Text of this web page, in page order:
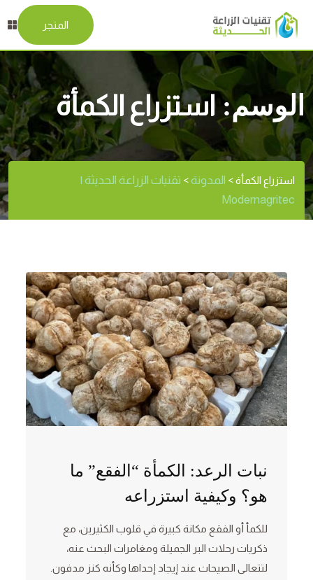
المتجر
الوسم:استزراع الكمأة
استزراع الكمأة> المدونة> تقنيات الزراعة الحديثة |
Modernagritec
نبات الرعد: الكمأة “الفقع” ما
هو؟ وكيفية استزراعه
للكمأ أو الفقع مكانة كبيرة في قلوب الكثيرين، مع
ذكريات رحلات البر الجميلة ومغامرات البحث عنه،
لتتعالى الصيحات عند إيجاد إحداها وكأنه كنز مدفون.